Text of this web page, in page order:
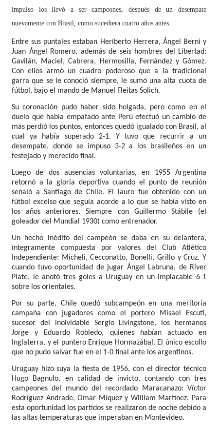
impulso los llevó a ser campeones, después de un desempate
nuevamente con Brasil, como sucediera cuatro años antes.
Entre sus puntales estaban Heriberto Herrera, Ángel Berni y
Juan Ángel Romero, además de seis hombres del Libertad:
Gavilán, Maciel, Cabrera, Hermosilla, Fernández y Gómez.
Con ellos armó un cuadro poderoso que a la tradicional
garra que se le conoció siempre, le sumó una alta cuota de
fútbol, bajo el mando de Manuel Fleitas Solich.
Su coronación pudo haber sido holgada, pero como en el
duelo que había empatado ante Perú efectuó un cambio de
más perdió los puntos, entonces quedó igualado con Brasil, al
cual ya había superado 2-1. Y tuvo que recurrir a un
desempate, donde se impuso 3-2 a los brasileños en un
festejado y merecido final.
Luego de dos ausencias voluntarias, en 1955 Argentina
retornó a la gloria deportiva cuando el punto de reunión
señaló a Santiago de Chile. El lauro fue obtenido con un
fútbol excelso que seguía acorde a lo que se había visto en
los años anteriores. Siempre con Guillermo Stábile (el
goleador del Mundial 1930) como entrenador.
Un hecho inédito del campeón se daba en su delantera,
íntegramente compuesta por valores del Club Atlético
Independiente: Micheli, Cecconatto, Bonelli, Grillo y Cruz. Y
cuando tuvo oportunidad de jugar Ángel Labruna, de River
Plate, le anotó tres goles a Uruguay en un implacable 6-1
sobre los orientales.
Por su parte, Chile quedó subcampeón en una meritoria
campaña con jugadores como el portero Misael Escuti,
sucesor del inolvidable Sergio Livingstone, los hermanos
Jorge y Eduardo Robledo, quienes habían actuado en
Inglaterra, y el puntero Enrique Hormazábal. El único escollo
que no pudo salvar fue en el 1-0 final ante los argentinos.
Uruguay hizo suya la fiesta de 1956, con el director técnico
Hugo Bagnulo, en calidad de invicto, contando con tres
campeones del mundo del recordado Maracanazo: Víctor
Rodríguez Andrade, Omar Míquez y William Martínez. Para
esta oportunidad los partidos se realizaron de noche debido a
las altas temperaturas que imperaban en Montevideo.